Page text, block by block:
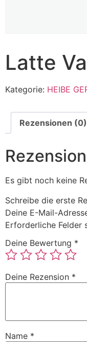
Latte
Kategorie: HEIBE
Rezensionen (0)
Es gibt noch keine
Schreibe die erste
Deine E-Mail-
Erforderliche Felder
Deine Bewertung *
Deine Rezension *
Name *